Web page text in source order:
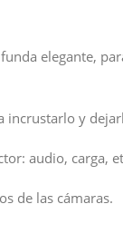
elegante,
y
audio, carga,
de las cámaras.